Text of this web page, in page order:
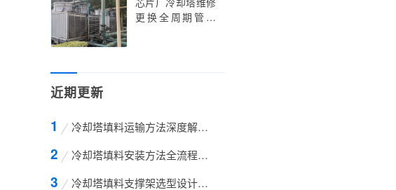
空分冷却塔维修更
更换全周期管理
配指南，芯片厂冷
策略
近期更新
冷却塔填料运输方法深度解析——从包装设计到
冷却塔填料安装方法全流程技术解析——从基础
冷却塔填料支撑架选型设计与工程应用全解析—